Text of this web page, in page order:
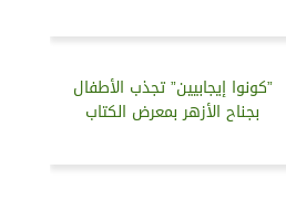
”كونوا إيجابيين” تجذب الأطفال
بجناح الأزهر بمعرض الكتاب